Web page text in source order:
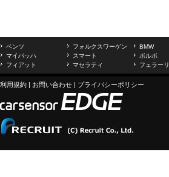
ベンツ フォルクスワーゲン BMW
マイバッハ
スマート ボルボ
フィアット
マセラティ フェラーリ
利用規約 | お問い合わせ | プライバシーポリシー